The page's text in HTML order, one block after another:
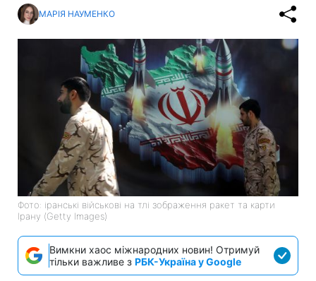
МАРІЯ НАУМЕНКО
Фото: іранські військові на тлі зображення ракет та карти
Ірану (Getty Images)
Вимкни хаос міжнародних новин! Отримуй
тільки важливе з РБК-Україна у Google